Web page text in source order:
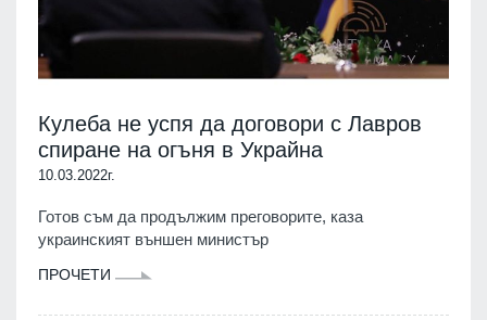
Кулеба не успя да договори с Лавров
спиране на огъня в Украйна
10.03.2022г.
Готов съм да продължим преговорите, каза
украинският външен министър
ПРОЧЕТИ